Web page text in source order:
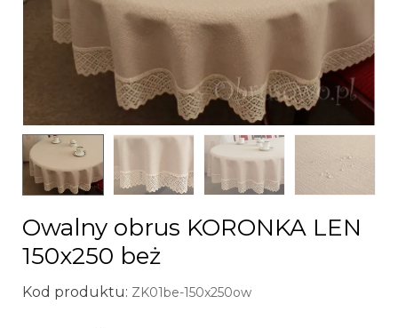
Owalny obrus KORONKA LEN
150x250 beż
Kod produktu: ZK01be-150x250ow